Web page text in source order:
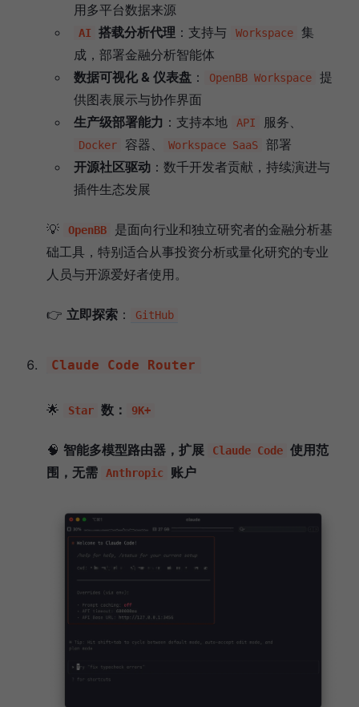
用多平台数据来源
AI 搭载分析代理 ：支持与 Workspace
集
成，部署金融分析智能体
数据可视化 & 仪表盘 ： OpenBB Workspace
提
供图表展示与协作界面
生产级部署能力 ：支持本地 API 服务、
Docker 容器、 Workspace SaaS
部署
开源社区驱动 ：数千开发者贡献，持续演进与
插件生态发展
💡 OpenBB
是面向行业和独立研究者的金融分析基
础工具，特别适合从事投资分析或量化研究的专业
人员与开源爱好者使用。
👉 立即探索 ： GitHub
Claude Code Router
🌟 Star 数： 9K+
🧠 智能多模型路由器，扩展 Claude Code 使用范
围，无需
Anthropic 账户